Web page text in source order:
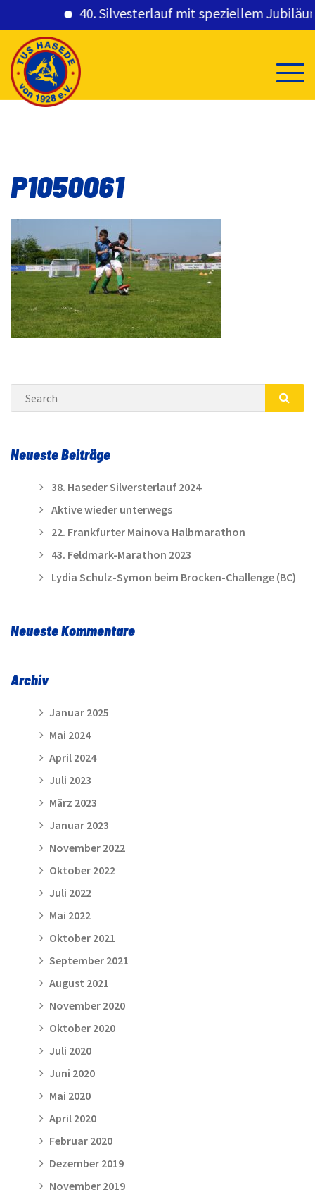
40. Silvesterlauf mit speziellem
content
P1050061
Search
Neueste Beiträge
38. Haseder Silversterlauf 2024
Aktive wieder unterwegs
22. Frankfurter Mainova Halbmarathon
43. Feldmark-Marathon 2023
Lydia Schulz-Symon beim Brocken-Challenge (BC)
Neueste Kommentare
Archiv
Januar 2025
Mai 2024
April 2024
Juli 2023
März 2023
Januar 2023
November 2022
Oktober 2022
Juli 2022
Mai 2022
Oktober 2021
September 2021
August 2021
November 2020
Oktober 2020
Juli 2020
Juni 2020
Mai 2020
April 2020
Februar 2020
Dezember 2019
November 2019